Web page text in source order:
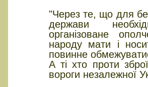
"Через те, що для
держави
організоване
народу мати і
повинне
А ті хто проти
вороги незалежної